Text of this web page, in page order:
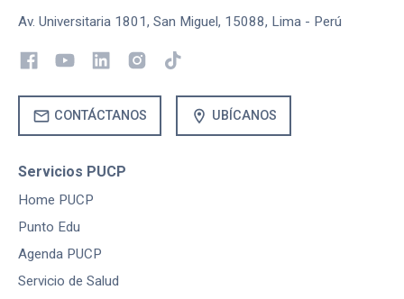
Av. Universitaria 1801, San Miguel, 15088, Lima - Perú
mail CONTÁCTANOS location_on UBÍCANOS
Servicios PUCP
Home PUCP
Punto Edu
Agenda PUCP
Servicio de Salud